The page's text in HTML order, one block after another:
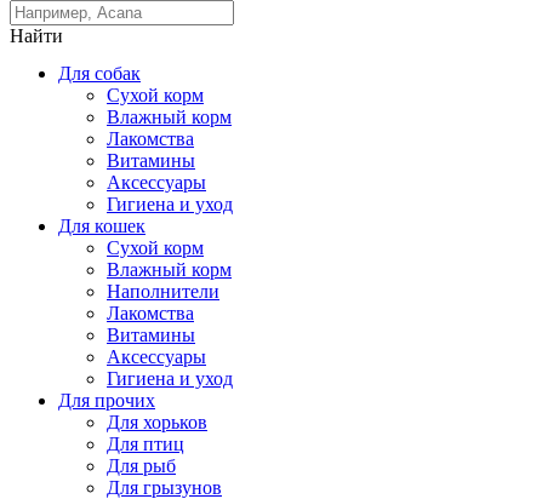
Найти
Для собак
Сухой корм
Влажный корм
Лакомства
Витамины
Аксессуары
Гигиена и уход
Для кошек
Сухой корм
Влажный корм
Наполнители
Лакомства
Витамины
Аксессуары
Гигиена и уход
Для прочих
Для хорьков
Для птиц
Для рыб
Для грызунов